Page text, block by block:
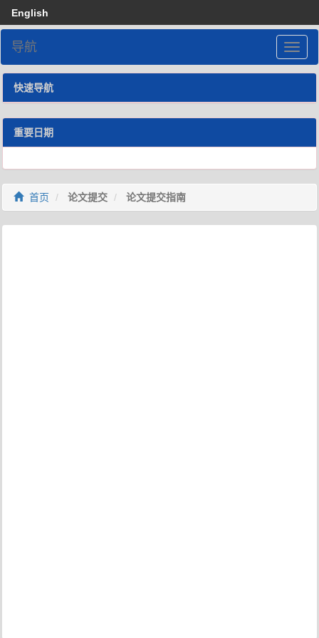
English
导航
快速导航
重要日期
首页 论文提交 论文提交指南